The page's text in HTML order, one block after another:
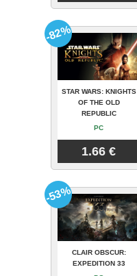
STAR WARS: KNIGHTS
OF THE OLD
REPUBLIC
PC
1.66 €
-82%
CLAIR OBSCUR:
EXPEDITION 33
-53%